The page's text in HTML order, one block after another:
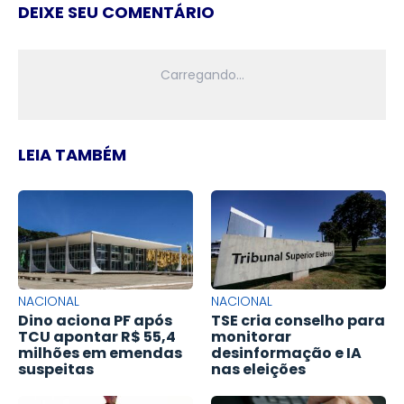
DEIXE SEU COMENTÁRIO
LEIA TAMBÉM
NACIONAL
Dino aciona PF após
TCU apontar R$ 55,4
milhões em emendas
suspeitas
NACIONAL
TSE cria conselho para
monitorar
desinformação e IA
nas eleições